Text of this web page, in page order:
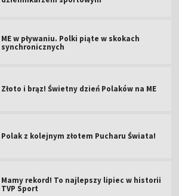
ME w pływaniu. Polki piąte w skokach
synchronicznych
Złoto i brąz! Świetny dzień Polaków na ME
Polak z kolejnym złotem Pucharu Świata!
Mamy rekord! To najlepszy lipiec w historii
TVP Sport